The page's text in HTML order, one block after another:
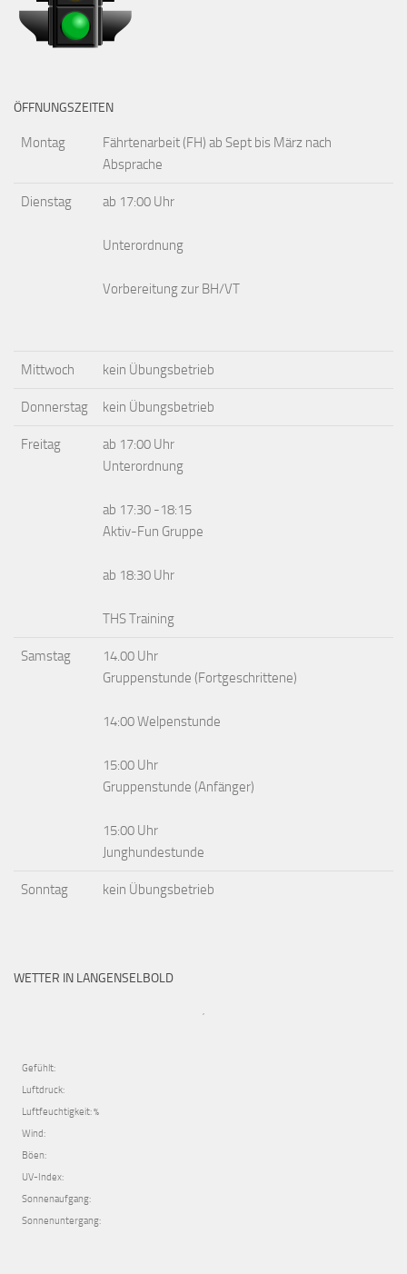
ÖFFNUNGSZEITEN
Montag
Fährtenarbeit (FH) ab Sept bis März nach
Absprache
Dienstag ab 17:00 Uhr
Unterordnung
Vorbereitung zur BH/VT
Mittwoch kein Übungsbetrieb
Donnerstag kein Übungsbetrieb
Freitag
ab 17:00 Uhr
Unterordnung
ab 17:30 -18:15
Aktiv-Fun Gruppe
ab 18:30 Uhr
THS Training
Samstag
14.00 Uhr
Gruppenstunde (Fortgeschrittene)
14:00 Welpenstunde
15:00 Uhr
Gruppenstunde (Anfänger)
15:00 Uhr
Junghundestunde
Sonntag kein Übungsbetrieb
WETTER IN LANGENSELBOLD
,
Gefühlt:
Luftdruck:
Luftfeuchtigkeit: %
Wind:
Böen:
UV-Index:
Sonnenaufgang:
Sonnenuntergang: